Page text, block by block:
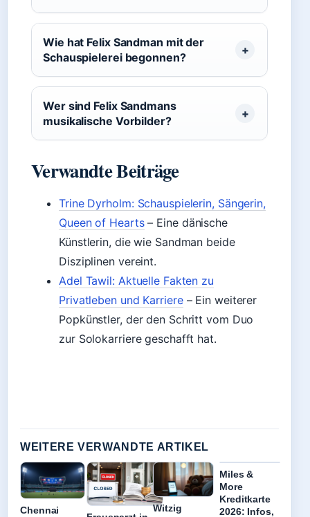
Wie hat Felix Sandman mit der
Schauspielerei begonnen?
Wer sind Felix Sandmans
musikalische Vorbilder?
Verwandte Beiträge
Trine Dyrholm: Schauspielerin, Sängerin,
Queen of Hearts– Eine dänische
Künstlerin, die wie Sandman beide
Disziplinen vereint.
Adel Tawil: Aktuelle Fakten zu
Privatleben und Karriere– Ein weiterer
Popkünstler, der den Schritt vom Duo
zur Solokarriere geschafft hat.
WEITERE VERWANDTE ARTIKEL
Chennai
Witzig
Miles &
More
Kreditkarte
2026: Infos,